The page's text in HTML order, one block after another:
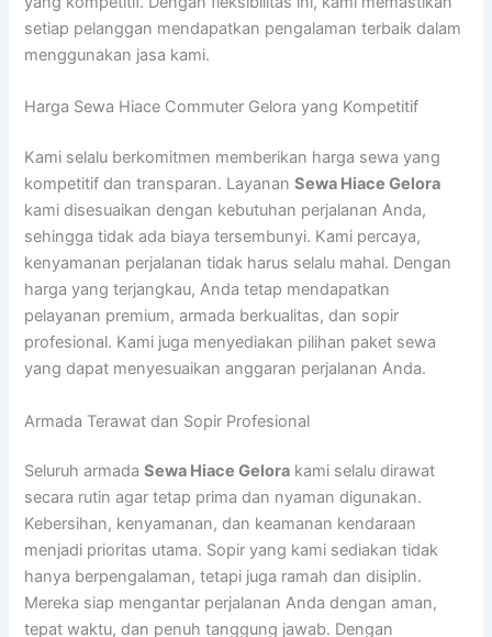
setiap pelanggan mendapatkan pengalaman terbaik dalam
menggunakan jasa kami.
Harga Sewa Hiace Commuter Gelora yang Kompetitif
Kami selalu berkomitmen memberikan harga sewa yang
kompetitif dan transparan. LayananSewa Hiace Gelora
kami disesuaikan dengan kebutuhan perjalanan Anda,
sehingga tidak ada biaya tersembunyi. Kami percaya,
kenyamanan perjalanan tidak harus selalu mahal. Dengan
harga yang terjangkau, Anda tetap mendapatkan
pelayanan premium, armada berkualitas, dan sopir
profesional. Kami juga menyediakan pilihan paket sewa
yang dapat menyesuaikan anggaran perjalanan Anda.
Armada Terawat dan Sopir Profesional
Seluruh armadaSewa Hiace Gelora kami selalu dirawat
secara rutin agar tetap prima dan nyaman digunakan.
Kebersihan, kenyamanan, dan keamanan kendaraan
menjadi prioritas utama. Sopir yang kami sediakan tidak
hanya berpengalaman, tetapi juga ramah dan disiplin.
Mereka siap mengantar perjalanan Anda dengan aman,
tepat waktu, dan penuh tanggung jawab. Dengan